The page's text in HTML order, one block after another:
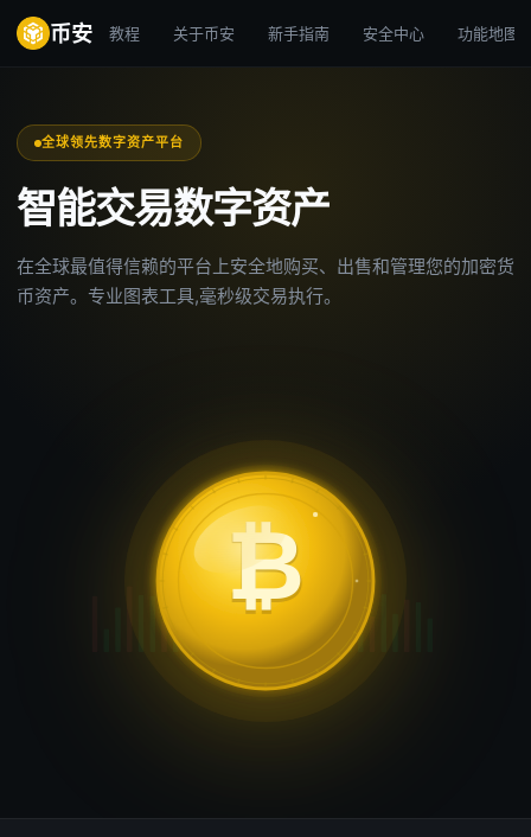
币安 教程 关于币安 新手指南 安全中心 功能地图
全球领先数字资产平台
智能交易数字资产
在全球最值得信赖的平台上安全地购买、出售和管理您的加密货
币资产。专业图表工具,毫秒级交易执行。
₿
₿